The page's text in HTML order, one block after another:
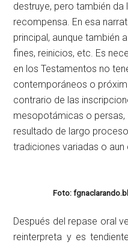
destruye, pero también da
recompensa. En esa
principal, aunque también
fines, reinicios, etc. Es
en los Testamentos no
contemporáneos o
contrario de las
mesopotámicas o persas,
resultado de largo
tradiciones variadas o aun
Foto:
Después del repase oral
reinterpreta y es